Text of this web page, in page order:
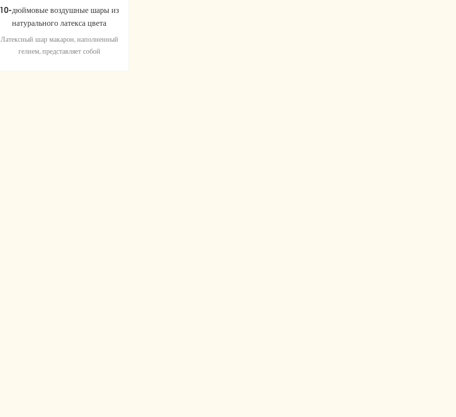
10-дюймовые воздушные шары из
натурального латекса цвета
макарон оптом
Латексный шар макарон, наполненный
гелием, представляет собой